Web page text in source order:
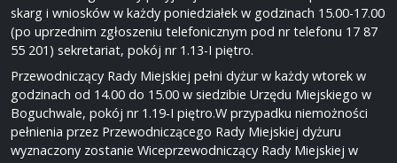
skarg i wniosków w każdy poniedziałek w godzinach 15.00-17.00
(po uprzednim zgłoszeniu telefonicznym pod nr telefonu 17 87
55 201) sekretariat, pokój nr 1.13-I piętro.
Przewodniczący Rady Miejskiej pełni dyżur w każdy wtorek w
godzinach od 14.00 do 15.00 w siedzibie Urzędu Miejskiego w
Boguchwale, pokój nr 1.19-I piętro.W przypadku niemożności
pełnienia przez Przewodniczącego Rady Miejskiej dyżuru
wyznaczony zostanie Wiceprzewodniczący Rady Miejskiej w